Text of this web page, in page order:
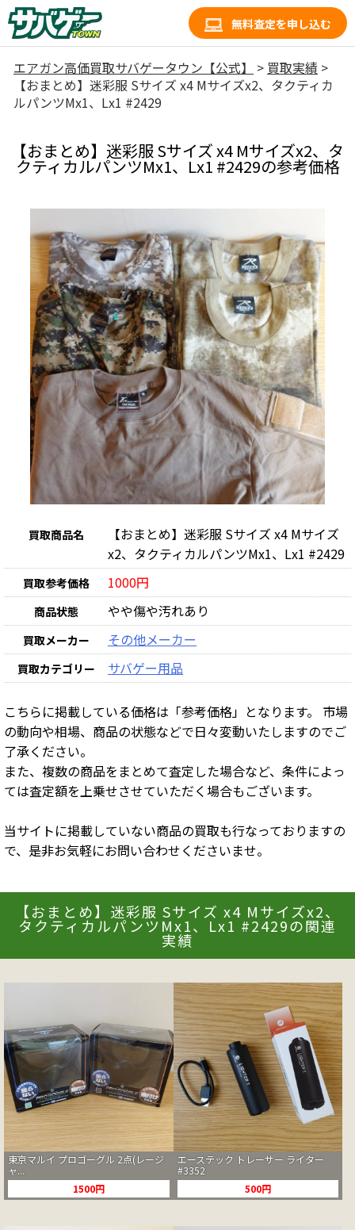
無料査定を申し込む
エアガン高価買取サバゲータウン【公式】 > 買取実績 >
【おまとめ】迷彩服 Sサイズ x4 Mサイズx2、タクティカ
ルパンツMx1、Lx1 #2429
【おまとめ】迷彩服 Sサイズ x4 Mサイズx2、タ
クティカルパンツMx1、Lx1 #2429の参考価格
買取商品名
【おまとめ】迷彩服 Sサイズ x4 Mサイズ
x2、タクティカルパンツMx1、Lx1 #2429
買取参考価格 1000円
商品状態 やや傷や汚れあり
買取メーカー その他メーカー
買取カテゴリー サバゲー用品
こちらに掲載している価格は「参考価格」となります。 市場
の動向や相場、商品の状態などで日々変動いたしますのでご
了承ください。
また、複数の商品をまとめて査定した場合など、条件によっ
ては査定額を上乗せさせていただく場合もございます。
当サイトに掲載していない商品の買取も行なっておりますの
で、是非お気軽にお問い合わせくださいませ。
【おまとめ】迷彩服 Sサイズ x4 Mサイズx2、
タクティカルパンツMx1、Lx1 #2429の関連
実績
東京マルイ プロゴーグル 2点(レージ
ャ...
1500円
エーステック トレーサー ライター
#3352
500円